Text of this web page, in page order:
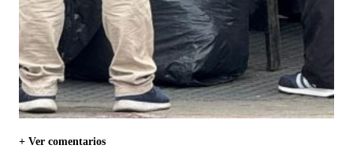
+ Ver comentarios